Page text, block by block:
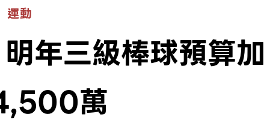
運動
年三級棒球預算加
萬